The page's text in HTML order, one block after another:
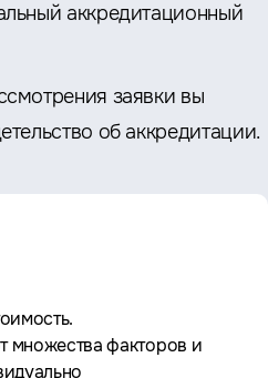
аккредитационный
заявки вы
об аккредитации.
множества факторов и